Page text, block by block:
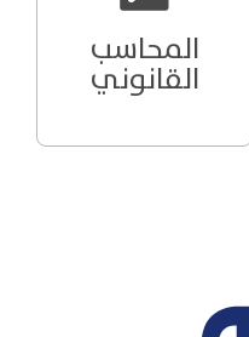
المحاسب
القانوني